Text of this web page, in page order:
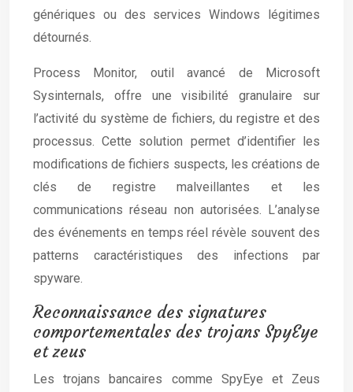
génériques ou des services Windows légitimes
détournés.
Process Monitor, outil avancé de Microsoft
Sysinternals, offre une visibilité granulaire sur
l’activité du système de fichiers, du registre et des
processus. Cette solution permet d’identifier les
modifications de fichiers suspects, les créations de
clés de registre malveillantes et les
communications réseau non autorisées. L’analyse
des événements en temps réel révèle souvent des
patterns caractéristiques des infections par
spyware.
Reconnaissance des signatures
comportementales des trojans SpyEye
et zeus
Les trojans bancaires comme SpyEye et Zeus